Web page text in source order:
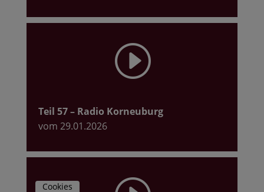
I
Teil 57– Radio Korneuburg
vom 29.01.2026
Cookies